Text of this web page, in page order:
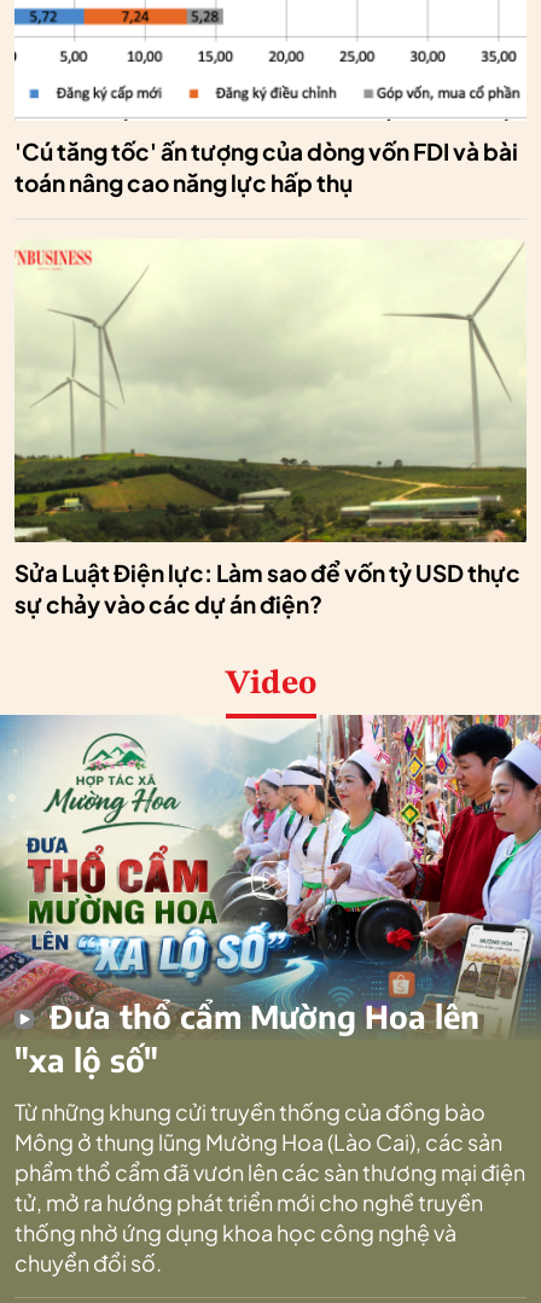
'Cú tăng tốc' ấn tượng của dòng vốn FDI và bài
toán nâng cao năng lực hấp thụ
Sửa Luật Điện lực: Làm sao để vốn tỷ USD thực
sự chảy vào các dự án điện?
Video
Đưa thổ cẩm Mường Hoa lên
"xa lộ số"
Từ những khung cửi truyền thống của đồng bào
Mông ở thung lũng Mường Hoa (Lào Cai), các sản
phẩm thổ cẩm đã vươn lên các sàn thương mại điện
tử, mở ra hướng phát triển mới cho nghề truyền
thống nhờ ứng dụng khoa học công nghệ và
chuyển đổi số.